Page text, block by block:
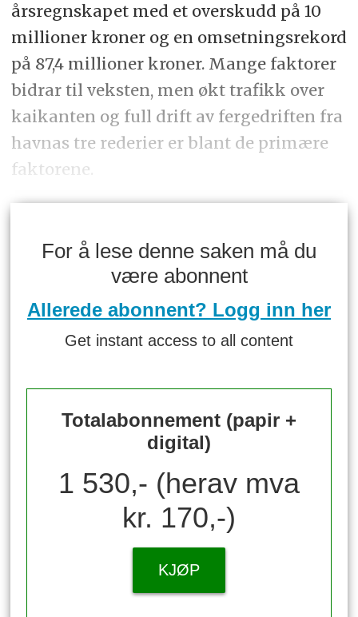
årsregnskapet med et overskudd på 10
millioner kroner og en omsetningsrekord
på 87,4 millioner kroner. Mange faktorer
bidrar til veksten, men økt trafikk over
kaikanten og full drift av fergedriften fra
havnas tre rederier er blant de primære
faktorene.
For å lese denne saken må du
være abonnent
Allerede abonnent? Logg inn her
Get instant access to all content
Totalabonnement (papir +
digital)
1 530,- (herav mva
kr. 170,-)
KJØP